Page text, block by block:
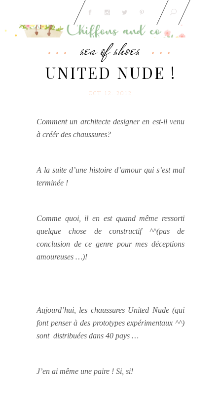
sea of shoes
UNITED NUDE !
OCT 12. 2012
Comment un architecte designer en est-il venu
à créér des chaussures?
A la suite d’une histoire d’amour qui s’est mal
terminée !
Comme quoi, il en est quand même ressorti
quelque chose de constructif ^^(pas de
conclusion de ce genre pour mes déceptions
amoureuses …)!
Aujourd’hui, les chaussures United Nude (qui
font penser à des prototypes expérimentaux ^^)
sont distribuées dans 40 pays …
J’en ai même une paire ! Si, si!